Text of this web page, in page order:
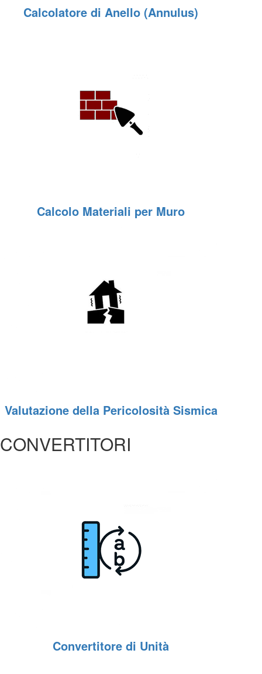
Calcolatore di Anello (Annulus)
Calcolo Materiali per Muro
Valutazione della Pericolosità Sismica
CONVERTITORI
Convertitore di Unità